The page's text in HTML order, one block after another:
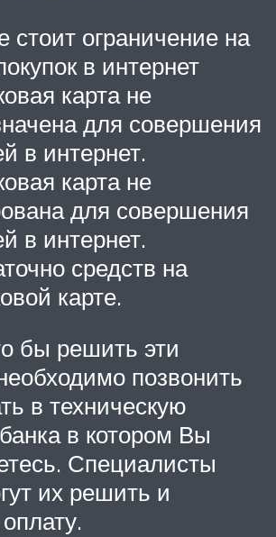
стоит ограничение на
в интернет
карта не
для совершения
в интернет.
карта не
для совершения
в интернет.
средств на
карте.
бы решить эти
позвонить
в техническую
в котором Вы
Специалисты
их решить и